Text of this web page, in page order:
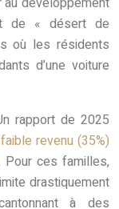
de « désert de
où les résidents
d’une voiture
rapport de 2025
revenu (35%)
Pour ces familles,
drastiquement
à des